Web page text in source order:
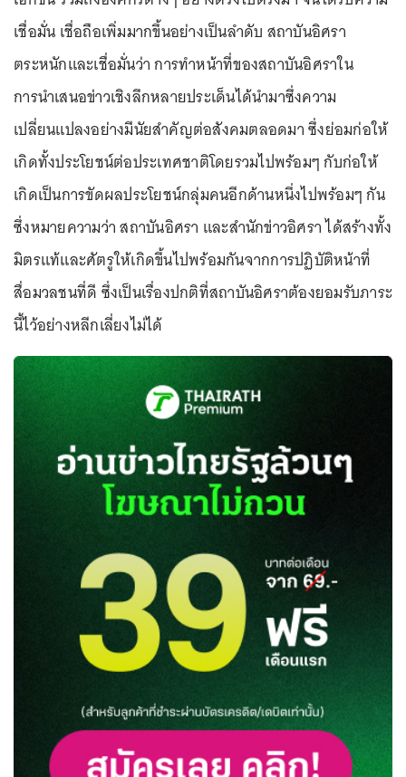
เชื่อมั่น เชื่อถือเพิ่มมากขึ้นอย่างเป็นลำดับ สถาบันอิศรา
ตระหนักและเชื่อมั่นว่า การทำหน้าที่ของสถาบันอิศราใน
การนำเสนอข่าวเชิงลึกหลายประเด็นได้นำมาซึ่งความ
เปลี่ยนแปลงอย่างมีนัยสำคัญต่อสังคมตลอดมา ซึ่งย่อมก่อให้
เกิดทั้งประโยชน์ต่อประเทศชาติโดยรวมไปพร้อมๆ กับก่อให้
เกิดเป็นการขัดผลประโยชน์กลุ่มคนอีกด้านหนึ่งไปพร้อมๆ กัน
ซึ่งหมายความว่า สถาบันอิศรา และสำนักข่าวอิศรา ได้สร้างทั้ง
มิตรแท้และศัตรูให้เกิดขึ้นไปพร้อมกันจากการปฏิบัติหน้าที่
สื่อมวลชนที่ดี ซึ่งเป็นเรื่องปกติที่สถาบันอิศราต้องยอมรับภาระ
นี้ไว้อย่างหลีกเลี่ยงไม่ได้